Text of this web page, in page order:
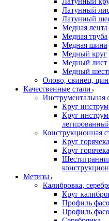
Латунный
Латунный
Медная лента
Медная труба
Медная шина
Медный круг
Медный лист
Медный
Олово, cвинец,
Качественные стали
Инструментальная
Круг
Круг
Конструкционная
Круг
Круг
Метизы
Калибровка,
Круг
Профиль
Профиль